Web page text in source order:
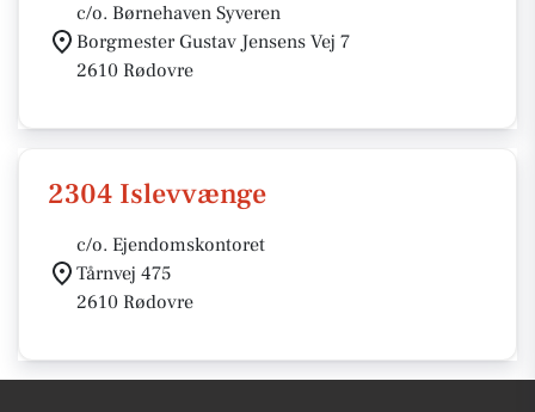
c/o. Børnehaven Syveren
Borgmester Gustav Jensens Vej 7
2610 Rødovre
2304 Islevvænge
c/o. Ejendomskontoret
Tårnvej 475
2610 Rødovre